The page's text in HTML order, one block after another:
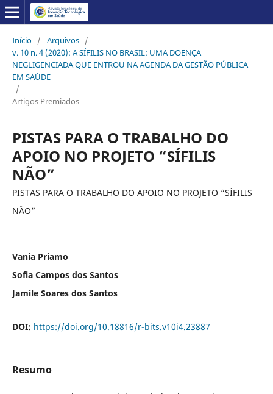
Início / Arquivos /
v. 10 n. 4 (2020): A SÍFILIS NO BRASIL: UMA DOENÇA
NEGLIGENCIADA QUE ENTROU NA AGENDA DA GESTÃO PÚBLICA
EM SAÚDE
/
Artigos Premiados
PISTAS PARA O TRABALHO DO
APOIO NO PROJETO “SÍFILIS
NÃO”
PISTAS PARA O TRABALHO DO APOIO NO PROJETO “SÍFILIS
NÃO”
Vania Priamo
Sofia Campos dos Santos
Jamile Soares dos Santos
DOI: https://doi.org/10.18816/r-bits.v10i4.23887
Resumo